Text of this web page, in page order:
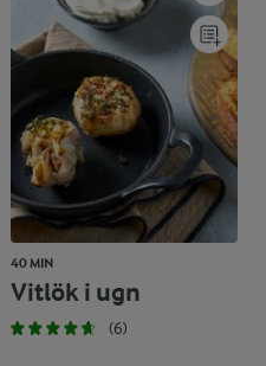
40 MIN
Vitlök i ugn
(6)